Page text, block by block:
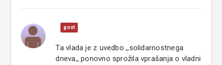
gost
Ta vlada je z uvedbo ,,solidarnostnega
dneva,, ponovno sprožila vprašanja o vladni